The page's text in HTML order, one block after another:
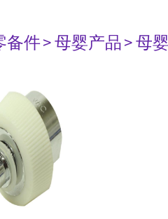
备件> 母婴产品> 母